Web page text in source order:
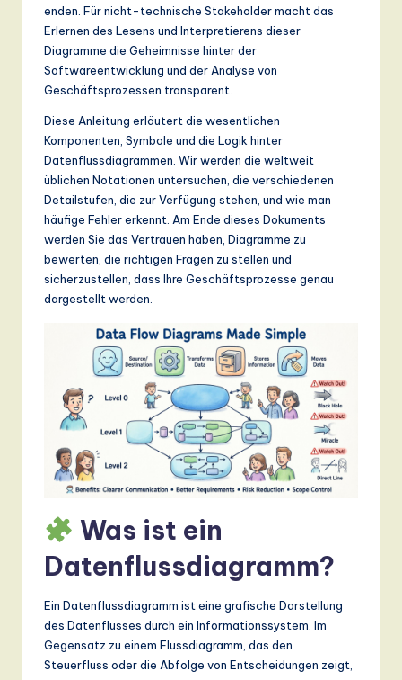
d
in
d
enden. Für nicht-technische Stakeholder macht das
Erlernen des Lesens und Interpretierens dieser
Diagramme die Geheimnisse hinter der
Softwareentwicklung und der Analyse von
Geschäftsprozessen transparent.
Diese Anleitung erläutert die wesentlichen
Komponenten, Symbole und die Logik hinter
Datenflussdiagrammen. Wir werden die weltweit
üblichen Notationen untersuchen, die verschiedenen
Detailstufen, die zur Verfügung stehen, und wie man
häufige Fehler erkennt. Am Ende dieses Dokuments
werden Sie das Vertrauen haben, Diagramme zu
bewerten, die richtigen Fragen zu stellen und
sicherzustellen, dass Ihre Geschäftsprozesse genau
dargestellt werden.
Was ist ein
Datenflussdiagramm?
Ein Datenflussdiagramm ist eine grafische Darstellung
des Datenflusses durch ein Informationssystem. Im
Gegensatz zu einem Flussdiagramm, das den
Steuerfluss oder die Abfolge von Entscheidungen zeigt,